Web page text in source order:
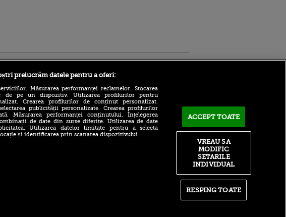
LIVE TEXT | UTA - Rapid,
invitații lui Cristi Pintea, de
prelucrăm datele pentru a oferi:
Măsurarea performanței reclamelor. Stocarea
de pe un dispozitiv. Utilizarea profilurilor pentru
Crearea profilurilor de conținut personalizat.
publicității personalizate. Crearea profilurilor
Măsurarea performanței conținutului. Înțelegerea
de date din surse diferite. Utilizarea de date
Utilizarea datelor limitate pentru a selecta
și identificarea prin scanarea dispozitivului.
ACCEPT TOATE
RESPING TOATE
VREAU SA
MODIFIC
SETARILE
INDIVIDUAL